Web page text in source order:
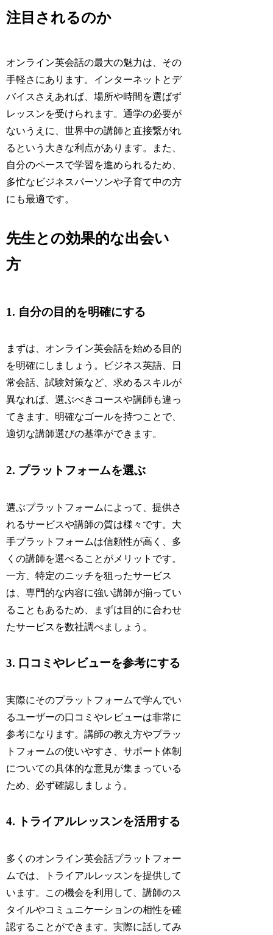
注目されるのか
オンライン英会話の最大の魅力は、その
手軽さにあります。インターネットとデ
バイスさえあれば、場所や時間を選ばず
レッスンを受けられます。通学の必要が
ないうえに、世界中の講師と直接繋がれ
るという大きな利点があります。また、
自分のペースで学習を進められるため、
多忙なビジネスパーソンや子育て中の方
にも最適です。
先生との効果的な出会い
方
1. 自分の目的を明確にする
まずは、オンライン英会話を始める目的
を明確にしましょう。ビジネス英語、日
常会話、試験対策など、求めるスキルが
異なれば、選ぶべきコースや講師も違っ
てきます。明確なゴールを持つことで、
適切な講師選びの基準ができます。
2. プラットフォームを選ぶ
選ぶプラットフォームによって、提供さ
れるサービスや講師の質は様々です。大
手プラットフォームは信頼性が高く、多
くの講師を選べることがメリットです。
一方、特定のニッチを狙ったサービス
は、専門的な内容に強い講師が揃ってい
ることもあるため、まずは目的に合わせ
たサービスを数社調べましょう。
3. 口コミやレビューを参考にする
実際にそのプラットフォームで学んでい
るユーザーの口コミやレビューは非常に
参考になります。講師の教え方やプラッ
トフォームの使いやすさ、サポート体制
についての具体的な意見が集まっている
ため、必ず確認しましょう。
4. トライアルレッスンを活用する
多くのオンライン英会話プラットフォー
ムでは、トライアルレッスンを提供して
います。この機会を利用して、講師のス
タイルやコミュニケーションの相性を確
認することができます。実際に話してみ